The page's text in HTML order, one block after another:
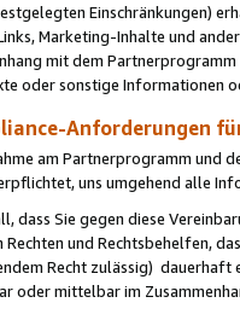
Einschränkungen)
Marketing-Inhalte und
mit dem Partnerprogramm
oder sonstige Informationen
Anforderungen
am Partnerprogramm und
uns umgehend alle
dass Sie gegen diese
Rechten und Rechtsbehelfen,
Recht zulässig) dauerhaft
oder mittelbar im